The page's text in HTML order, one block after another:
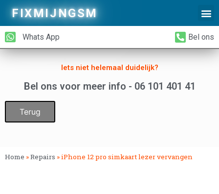
FIXMIJNGSM
Whats App Bel ons
Iets niet helemaal duidelijk?
Bel ons voor meer info - 06 101 401 41
Terug
Home »Repairs »iPhone 12 pro simkaart lezer vervangen